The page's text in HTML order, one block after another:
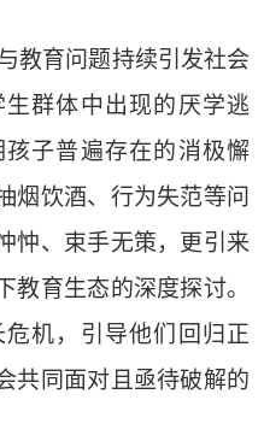
教育问题持续引发社会
群体中出现的厌学逃
子普遍存在的消极懈
烟饮酒、行为失范等问
忡、束手无策，更引来
教育生态的深度探讨。
机，引导他们回归正
共同面对且亟待破解的